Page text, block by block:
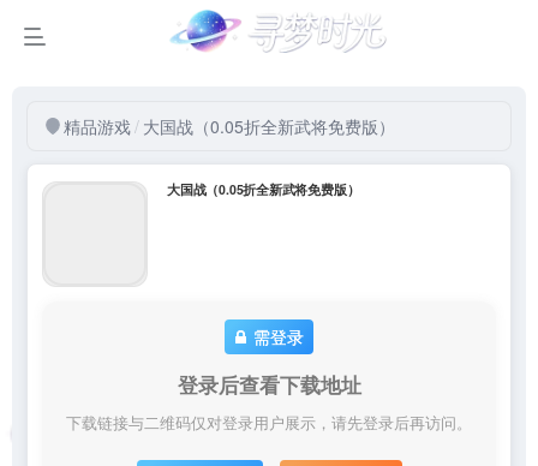
精品游戏/ 大国战（0.05折全新武将免费版）
大国战（0.05折全新武将免费版）
需登录
登录后查看下载地址
下载链接与二维码仅对登录用户展示，请先登录后再访问。